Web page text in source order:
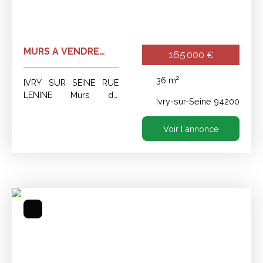
MURS A VENDRE
IVRY SUR SEINE
IVRY SUR SEINE RUE
LENINE Murs de
165 000 €
36 m²
Ivry-sur-Seine 94200
Voir l'annonce